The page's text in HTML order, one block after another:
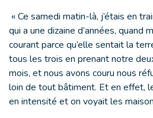
« Ce samedi matin-là, j’étais en
qui a une dizaine d’années, quand
courant parce qu’elle sentait la
tous les trois en prenant notre
mois, et nous avons couru nous
loin de tout bâtiment. Et en effet,
en intensité et on voyait les